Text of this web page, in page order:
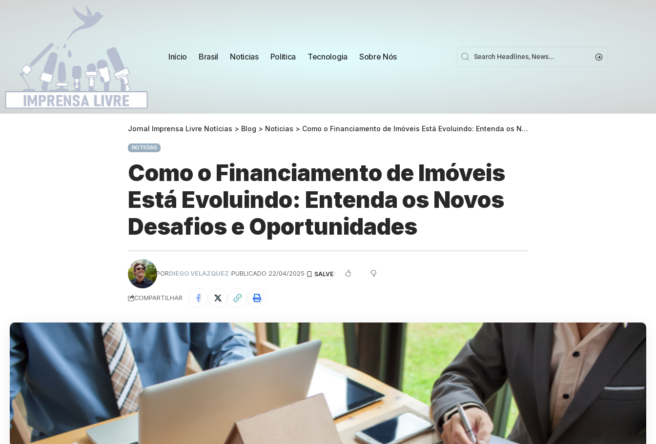
Início Brasil Noticias Politica Tecnologia Sobre Nós
Jornal Imprensa Livre Notícias > Blog > Noticias > Como o Financiamento de Imóveis Está Evoluindo: Entenda os Novos Desafios e Oportunidades
NOTICIAS
Como o Financiamento de Imóveis
Está Evoluindo: Entenda os Novos
Desafios e Oportunidades
PORDIEGO VELÁZQUEZ PUBLICADO 22/04/2025
COMPARTILHAR